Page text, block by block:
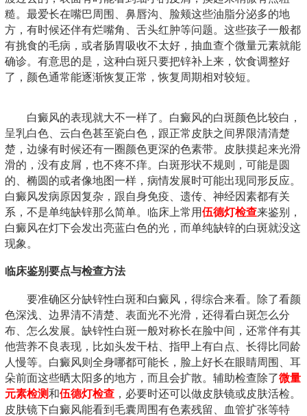
糙。最爱长在嘴巴周围、鼻唇沟、脸颊这些油脂分泌多的地
方，有时候还伴有烂嘴角、舌头红肿等问题。这些孩子一般都
有挑食的毛病，或者肠胃吸收不太好，抽血查个微量元素就能
确诊。有意思的是，这种白斑只要把锌补上来，饮食调整好
了，颜色通常能逐渐恢复正常，恢复周期相对较短。
白癜风的表现就大不一样了。白癜风的白斑颜色比较白，
呈乳白色、云白色甚至瓷白色，跟正常皮肤之间界限清清楚
楚，边缘有时候还有一圈颜色更深的色素带。皮肤摸起来光滑
滑的，没有皮屑，也不疼不痒。白斑形状不规则，可能是圆
的、椭圆的或者像地图一样，病情发展时可能出现同形反应。
白癜风发病原因复杂，跟自身免疫、遗传、神经因素都有关
系，不是单纯缺锌那么简单。临床上常用伍德灯检查来鉴别，
白癜风在灯下会发出亮蓝白色的光，而单纯缺锌的白斑就没这
现象。
临床鉴别要点与检查方法
要准确区分缺锌性白斑和白癜风，得综合来看。除了看颜
色深浅、边界清不清楚、表面光不光滑，还得看白斑怎么分
布、怎么发展。缺锌性白斑一般对称长在脸中间，还常伴有其
他营养不良表现，比如头发干枯、指甲上有白点、长得比同龄
人慢等。白癜风则全身哪都可能长，脸上好长在眼睛周围、耳
朵前面这些晒太阳多的地方，而且会扩散。辅助检查除了微量
元素检测和伍德灯检查 ，必要时还可以做皮肤镜或皮肤活检。
皮肤镜下白癜风能看到毛囊周围有色素残留、血管扩张等特